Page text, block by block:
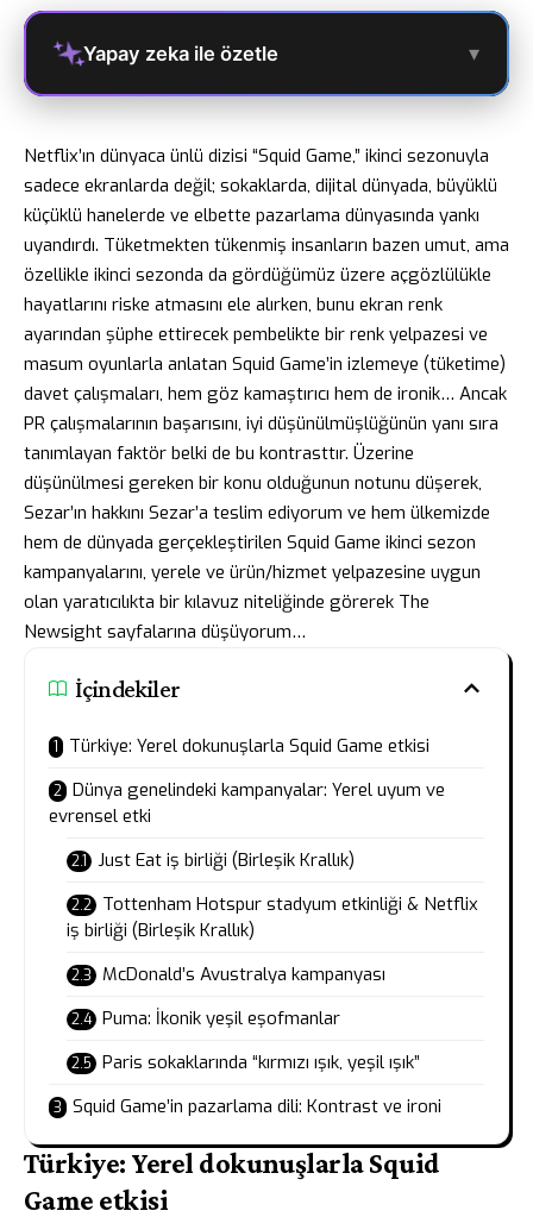
Yapay zeka ile özetle ▾
Netflix’ın dünyaca ünlü dizisi “Squid Game,” ikinci sezonuyla
sadece ekranlarda değil; sokaklarda, dijital dünyada, büyüklü
küçüklü hanelerde ve elbette pazarlama dünyasında yankı
uyandırdı. Tüketmekten tükenmiş insanların bazen umut, ama
özellikle ikinci sezonda da gördüğümüz üzere açgözlülükle
hayatlarını riske atmasını ele alırken, bunu ekran renk
ayarından şüphe ettirecek pembelikte bir renk yelpazesi ve
masum oyunlarla anlatan Squid Game’in izlemeye (tüketime)
davet çalışmaları, hem göz kamaştırıcı hem de ironik… Ancak
PR çalışmalarının başarısını, iyi düşünülmüşlüğünün yanı sıra
tanımlayan faktör belki de bu kontrasttır. Üzerine
düşünülmesi gereken bir konu olduğunun notunu düşerek,
Sezar’ın hakkını Sezar’a teslim ediyorum ve hem ülkemizde
hem de dünyada gerçekleştirilen Squid Game ikinci sezon
kampanyalarını, yerele ve ürün/hizmet yelpazesine uygun
olan yaratıcılıkta bir kılavuz niteliğinde görerek The
Newsight sayfalarına düşüyorum…
İçindekiler
Türkiye: Yerel dokunuşlarla Squid Game etkisi
Dünya genelindeki kampanyalar: Yerel uyum ve
evrensel etki
Just Eat iş birliği (Birleşik Krallık)
Tottenham Hotspur stadyum etkinliği & Netflix
iş birliği (Birleşik Krallık)
McDonald’s Avustralya kampanyası
Puma: İkonik yeşil eşofmanlar
Paris sokaklarında “kırmızı ışık, yeşil ışık”
Squid Game’in pazarlama dili: Kontrast ve ironi
Türkiye: Yerel dokunuşlarla Squid
Game etkisi